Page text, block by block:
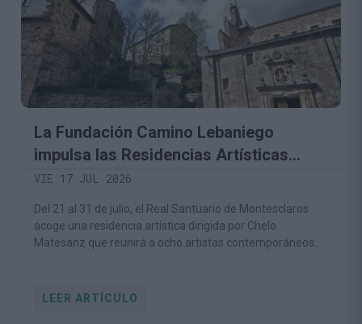
La Fundación Camino Lebaniego
impulsa las Residencias Artísticas
Montesclaros para convertir el
patrimonio religioso y natural en motor
de creación contemporánea
VIE 17 JUL 2026
Del 21 al 31 de julio, el Real Santuario de Montesclaros
acoge una residencia artística dirigida por Chelo
Matesanz que reunirá a ocho artistas contemporáneos
LEER ARTÍCULO